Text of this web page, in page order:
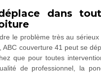
dans
le problème très au
couverture 41 peut se
que pour toutes
de professionnel, la